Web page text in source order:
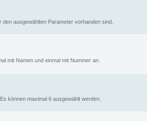
ausgewählten Parameter vorhanden sind.
mit Namen und einmal mit Nummer an.
können maximal 6 ausgewählt werden.